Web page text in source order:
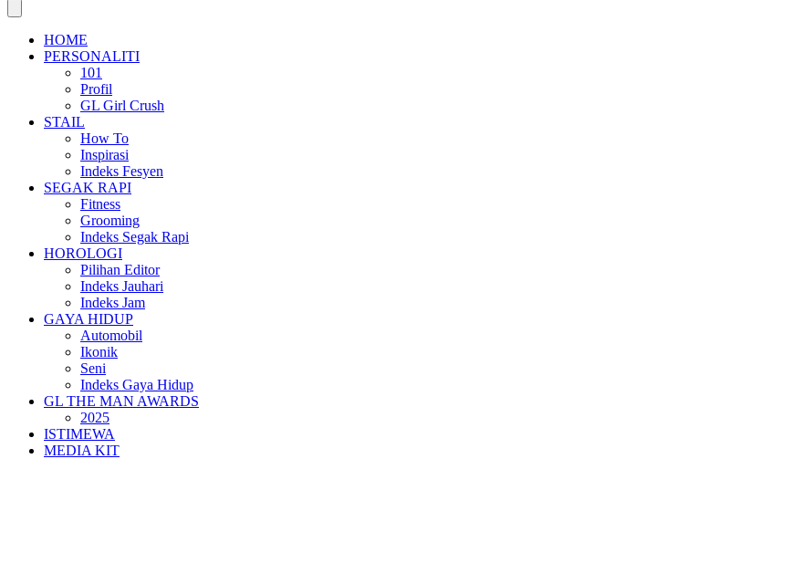
HOME
PERSONALITI
101
Profil
GL Girl Crush
STAIL
How To
Inspirasi
Indeks Fesyen
SEGAK RAPI
Fitness
Grooming
Indeks Segak Rapi
HOROLOGI
Pilihan Editor
Indeks Jauhari
Indeks Jam
GAYA HIDUP
Automobil
Ikonik
Seni
Indeks Gaya Hidup
GL THE MAN AWARDS
2025
ISTIMEWA
MEDIA KIT